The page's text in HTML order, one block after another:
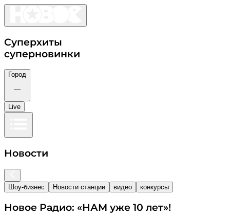
Суперхиты
суперновинки
Город
—
Live
Новости
Шоу-бизнес Новости станции видео конкурсы
Новое Радио: «НАМ уже 10 лет»!